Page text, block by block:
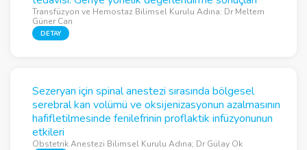
Transfüzyon ve Hemostaz Bilimsel Kurulu Adına: Dr Meltem
Güner Can
DETAY
Sezeryan için spinal anestezi sırasında bölgesel
serebral kan volümü ve oksijenizasyonun azalmasının
hafifletilmesinde fenilefrinin proflaktik infüzyonunun
etkileri
Obstetrik Anestezi Bilimsel Kurulu Adına; Dr Gülay Ok